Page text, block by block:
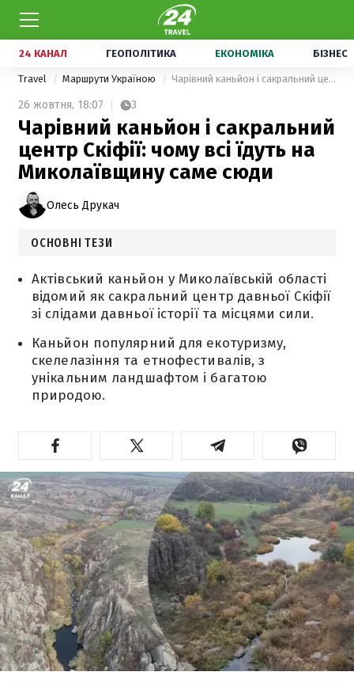
24 КАНАЛ ГЕОПОЛІТИКА ЕКОНОМІКА БІЗНЕС
Travel Маршрути Україною Чарівний каньйон і сакральний центр Скіфії: чому всі їдуть на Миколаївщину саме сюди
26 жовтня, 18:07 3
Чарівний каньйон і сакральний
центр Скіфії: чому всі їдуть на
Миколаївщину саме сюди
Олесь Друкач
ОСНОВНІ ТЕЗИ
Актівський каньйон у Миколаївській області
відомий як сакральний центр давньої Скіфії
зі слідами давньої історії та місцями сили.
Каньйон популярний для екотуризму,
скелелазіння та етнофестивалів, з
унікальним ландшафтом і багатою
природою.